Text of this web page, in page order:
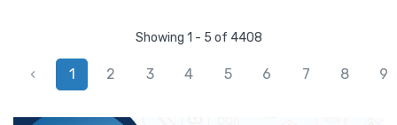
Showing 1 - 5 of 4408
‹ 1 2 3 4 5 6 7 8 9